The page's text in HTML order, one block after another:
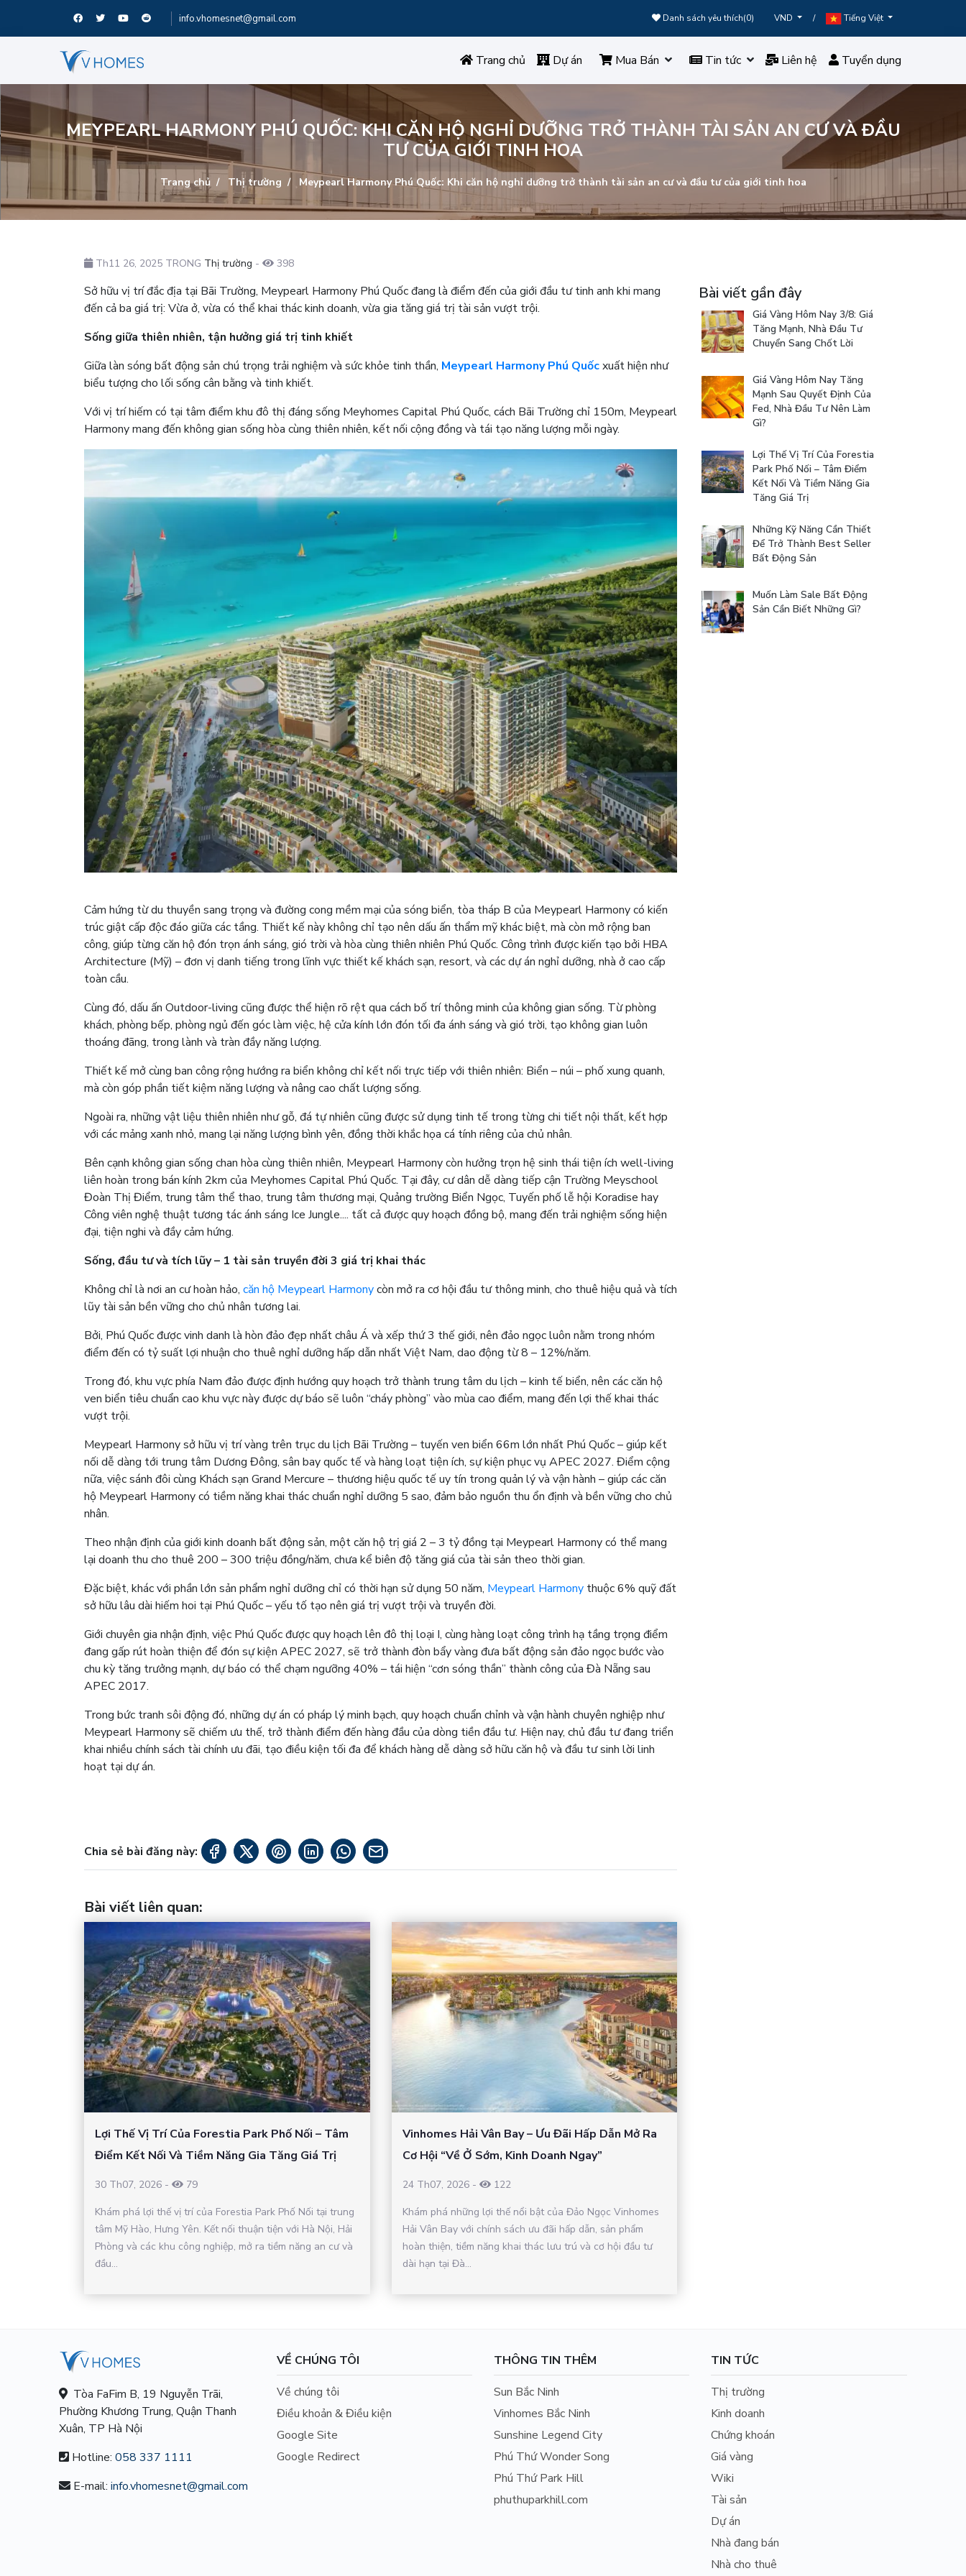
info.vhomesnet@gmail.com Danh sách yêu thích(0) VND / Tiếng Việt
Trang chủ Dự án Mua Bán Tin tức Liên hệ Tuyển dụng
MEYPEARL HARMONY PHÚ QUỐC: KHI CĂN HỘ NGHỈ DƯỠNG TRỞ THÀNH TÀI SẢN AN CƯ VÀ ĐẦU
TƯ CỦA GIỚI TINH HOA
Trang chủ Thị trường Meypearl Harmony Phú Quốc: Khi căn hộ nghỉ dưỡng trở thành tài sản an cư và đầu tư của giới tinh hoa
Th11 26, 2025 TRONG Thị trường - 398
Sở hữu vị trí đắc địa tại Bãi Trường, Meypearl Harmony Phú Quốc đang là điểm đến của giới đầu tư tinh anh khi mang
đến cả ba giá trị: Vừa ở, vừa có thể khai thác kinh doanh, vừa gia tăng giá trị tài sản vượt trội.
Sống giữa thiên nhiên, tận hưởng giá trị tinh khiết
Giữa làn sóng bất động sản chú trọng trải nghiệm và sức khỏe tinh thần, Meypearl Harmony Phú Quốcxuất hiện như
biểu tượng cho lối sống cân bằng và tinh khiết.
Với vị trí hiếm có tại tâm điểm khu đô thị đáng sống Meyhomes Capital Phú Quốc, cách Bãi Trường chỉ 150m, Meypearl
Harmony mang đến không gian sống hòa cùng thiên nhiên, kết nối cộng đồng và tái tạo năng lượng mỗi ngày.
Cảm hứng từ du thuyền sang trọng và đường cong mềm mại của sóng biển, tòa tháp B của Meypearl Harmony có kiến
trúc giật cấp độc đáo giữa các tầng. Thiết kế này không chỉ tạo nên dấu ấn thẩm mỹ khác biệt, mà còn mở rộng ban
công, giúp từng căn hộ đón trọn ánh sáng, gió trời và hòa cùng thiên nhiên Phú Quốc. Công trình được kiến tạo bởi HBA
Architecture (Mỹ) – đơn vị danh tiếng trong lĩnh vực thiết kế khách sạn, resort, và các dự án nghỉ dưỡng, nhà ở cao cấp
toàn cầu.
Cùng đó, dấu ấn Outdoor-living cũng được thể hiện rõ rệt qua cách bố trí thông minh của không gian sống. Từ phòng
khách, phòng bếp, phòng ngủ đến góc làm việc, hệ cửa kính lớn đón tối đa ánh sáng và gió trời, tạo không gian luôn
thoáng đãng, trong lành và tràn đầy năng lượng.
Thiết kế mở cùng ban công rộng hướng ra biển không chỉ kết nối trực tiếp với thiên nhiên: Biển – núi – phố xung quanh,
mà còn góp phần tiết kiệm năng lượng và nâng cao chất lượng sống.
Ngoài ra, những vật liệu thiên nhiên như gỗ, đá tự nhiên cũng được sử dụng tinh tế trong từng chi tiết nội thất, kết hợp
với các mảng xanh nhỏ, mang lại năng lượng bình yên, đồng thời khắc họa cá tính riêng của chủ nhân.
Bên cạnh không gian sống chan hòa cùng thiên nhiên, Meypearl Harmony còn hưởng trọn hệ sinh thái tiện ích well-living
liên hoàn trong bán kính 2km của Meyhomes Capital Phú Quốc. Tại đây, cư dân dễ dàng tiếp cận Trường Meyschool
Đoàn Thị Điểm, trung tâm thể thao, trung tâm thương mại, Quảng trường Biển Ngọc, Tuyến phố lễ hội Koradise hay
Công viên nghệ thuật tương tác ánh sáng Ice Jungle.... tất cả được quy hoạch đồng bộ, mang đến trải nghiệm sống hiện
đại, tiện nghi và đầy cảm hứng.
Sống, đầu tư và tích lũy – 1 tài sản truyền đời 3 giá trị khai thác
Không chỉ là nơi an cư hoàn hảo, căn hộ Meypearl Harmonycòn mở ra cơ hội đầu tư thông minh, cho thuê hiệu quả và tích
lũy tài sản bền vững cho chủ nhân tương lai.
Bởi, Phú Quốc được vinh danh là hòn đảo đẹp nhất châu Á và xếp thứ 3 thế giới, nên đảo ngọc luôn nằm trong nhóm
điểm đến có tỷ suất lợi nhuận cho thuê nghỉ dưỡng hấp dẫn nhất Việt Nam, dao động từ 8 – 12%/năm.
Trong đó, khu vực phía Nam đảo được định hướng quy hoạch trở thành trung tâm du lịch – kinh tế biển, nên các căn hộ
ven biển tiêu chuẩn cao khu vực này được dự báo sẽ luôn “cháy phòng” vào mùa cao điểm, mang đến lợi thế khai thác
vượt trội.
Meypearl Harmony sở hữu vị trí vàng trên trục du lịch Bãi Trường – tuyến ven biển 66m lớn nhất Phú Quốc – giúp kết
nối dễ dàng tới trung tâm Dương Đông, sân bay quốc tế và hàng loạt tiện ích, sự kiện phục vụ APEC 2027. Điểm cộng
nữa, việc sánh đôi cùng Khách sạn Grand Mercure – thương hiệu quốc tế uy tín trong quản lý và vận hành – giúp các căn
hộ Meypearl Harmony có tiềm năng khai thác chuẩn nghỉ dưỡng 5 sao, đảm bảo nguồn thu ổn định và bền vững cho chủ
nhân.
Theo nhận định của giới kinh doanh bất động sản, một căn hộ trị giá 2 – 3 tỷ đồng tại Meypearl Harmony có thể mang
lại doanh thu cho thuê 200 – 300 triệu đồng/năm, chưa kể biên độ tăng giá của tài sản theo thời gian.
Đặc biệt, khác với phần lớn sản phẩm nghỉ dưỡng chỉ có thời hạn sử dụng 50 năm, Meypearl Harmony thuộc 6% quỹ đất
sở hữu lâu dài hiếm hoi tại Phú Quốc – yếu tố tạo nên giá trị vượt trội và truyền đời.
Giới chuyên gia nhận định, việc Phú Quốc được quy hoạch lên đô thị loại I, cùng hàng loạt công trình hạ tầng trọng điểm
đang gấp rút hoàn thiện để đón sự kiện APEC 2027, sẽ trở thành đòn bẩy vàng đưa bất động sản đảo ngọc bước vào
chu kỳ tăng trưởng mạnh, dự báo có thể chạm ngưỡng 40% – tái hiện “cơn sóng thần” thành công của Đà Nẵng sau
APEC 2017.
Trong bức tranh sôi động đó, những dự án có pháp lý minh bạch, quy hoạch chuẩn chỉnh và vận hành chuyên nghiệp như
Meypearl Harmony sẽ chiếm ưu thế, trở thành điểm đến hàng đầu của dòng tiền đầu tư. Hiện nay, chủ đầu tư đang triển
khai nhiều chính sách tài chính ưu đãi, tạo điều kiện tối đa để khách hàng dễ dàng sở hữu căn hộ và đầu tư sinh lời linh
hoạt tại dự án.
Chia sẻ bài đăng này:
Bài viết liên quan:
Lợi Thế Vị Trí Của Forestia Park Phố Nối – Tâm
Điểm Kết Nối Và Tiềm Năng Gia Tăng Giá Trị
30 Th07, 2026 -
79
Khám phá lợi thế vị trí của Forestia Park Phố Nối tại trung
tâm Mỹ Hào, Hưng Yên. Kết nối thuận tiện với Hà Nội, Hải
Phòng và các khu công nghiệp, mở ra tiềm năng an cư và
đầu...
Vinhomes Hải Vân Bay – Ưu Đãi Hấp Dẫn Mở Ra
Cơ Hội “Về Ở Sớm, Kinh Doanh Ngay”
24 Th07, 2026-
122
Khám phá những lợi thế nổi bật của Đảo Ngọc Vinhomes
Hải Vân Bay với chính sách ưu đãi hấp dẫn, sản phẩm
hoàn thiện, tiềm năng khai thác lưu trú và cơ hội đầu tư
dài hạn tại Đà...
Bài viết gần đây
Giá Vàng Hôm Nay 3/8: Giá
Tăng Mạnh, Nhà Đầu Tư
Chuyển Sang Chốt Lời
Giá Vàng Hôm Nay Tăng
Mạnh Sau Quyết Định Của
Fed, Nhà Đầu Tư Nên Làm
Gì?
Lợi Thế Vị Trí Của Forestia
Park Phố Nối – Tâm Điểm
Kết Nối Và Tiềm Năng Gia
Tăng Giá Trị
Những Kỹ Năng Cần Thiết
Để Trở Thành Best Seller
Bất Động Sản
Muốn Làm Sale Bất Động
Sản Cần Biết Những Gì?
Tòa FaFim B, 19 Nguyễn Trãi,
Phường Khương Trung, Quận Thanh
Xuân, TP Hà Nội
Hotline: 058 337 1111
E-mail: info.vhomesnet@gmail.com
VỀ CHÚNG TÔI
Về chúng tôi
Điều khoản & Điều kiện
Google Site
Google Redirect
THÔNG TIN THÊM
Sun Bắc Ninh
Vinhomes Bắc Ninh
Sunshine Legend City
Phú Thứ Wonder Song
Phú Thứ Park Hill
phuthuparkhill.com
TIN TỨC
Thị trường
Kinh doanh
Chứng khoán
Giá vàng
Wiki
Tài sản
Dự án
Nhà đang bán
Nhà cho thuê